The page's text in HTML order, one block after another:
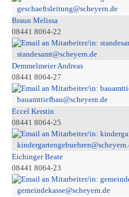
geschaeftsleitung@scheyern.de
Braun Melissa
08441 8064-22
standesamt@scheyern.de
Demmelmeier Andreas
08441 8064-27
bauamttiefbau@scheyern.de
Eccel Kerstin
08441 8064-25
Eichinger Beate
08441 8064-23
gemeindekasse@scheyern.de